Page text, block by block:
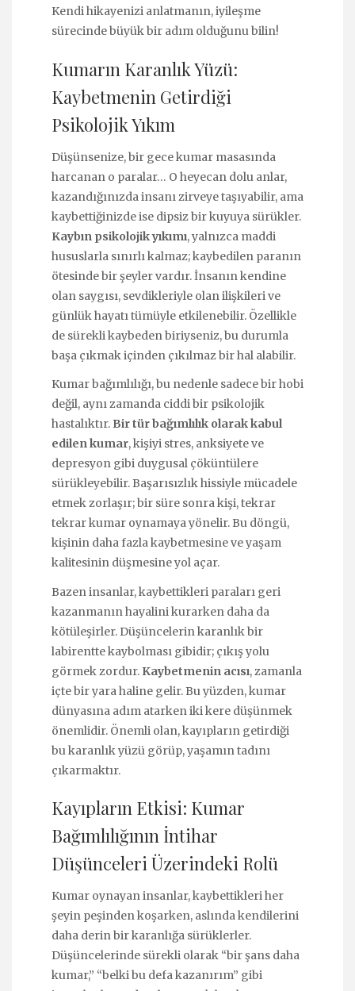
Kendi hikayenizi anlatmanın, iyileşme
sürecinde büyük bir adım olduğunu bilin!
Kumarın Karanlık Yüzü:
Kaybetmenin Getirdiği
Psikolojik Yıkım
Düşünsenize, bir gece kumar masasında
harcanan o paralar… O heyecan dolu anlar,
kazandığınızda insanı zirveye taşıyabilir, ama
kaybettiğinizde ise dipsiz bir kuyuya sürükler.
Kaybın psikolojik yıkımı, yalnızca maddi
hususlarla sınırlı kalmaz; kaybedilen paranın
ötesinde bir şeyler vardır. İnsanın kendine
olan saygısı, sevdikleriyle olan ilişkileri ve
günlük hayatı tümüyle etkilenebilir. Özellikle
de sürekli kaybeden biriyseniz, bu durumla
başa çıkmak içinden çıkılmaz bir hal alabilir.
Kumar bağımlılığı, bu nedenle sadece bir hobi
değil, aynı zamanda ciddi bir psikolojik
hastalıktır. Bir tür bağımlılık olarak kabul
edilen kumar, kişiyi stres, anksiyete ve
depresyon gibi duygusal çöküntülere
sürükleyebilir. Başarısızlık hissiyle mücadele
etmek zorlaşır; bir süre sonra kişi, tekrar
tekrar kumar oynamaya yönelir. Bu döngü,
kişinin daha fazla kaybetmesine ve yaşam
kalitesinin düşmesine yol açar.
Bazen insanlar, kaybettikleri paraları geri
kazanmanın hayalini kurarken daha da
kötüleşirler. Düşüncelerin karanlık bir
labirentte kaybolması gibidir; çıkış yolu
görmek zordur. Kaybetmenin acısı, zamanla
içte bir yara haline gelir. Bu yüzden, kumar
dünyasına adım atarken iki kere düşünmek
önemlidir. Önemli olan, kayıpların getirdiği
bu karanlık yüzü görüp, yaşamın tadını
çıkarmaktır.
Kayıpların Etkisi: Kumar
Bağımlılığının İntihar
Düşünceleri Üzerindeki Rolü
Kumar oynayan insanlar, kaybettikleri her
şeyin peşinden koşarken, aslında kendilerini
daha derin bir karanlığa sürüklerler.
Düşüncelerinde sürekli olarak “bir şans daha
kumar,” “belki bu defa kazanırım” gibi